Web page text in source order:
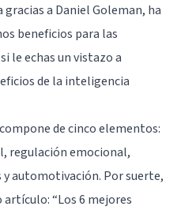
a Daniel Goleman, ha
beneficios para las
le echas un vistazo a
de la inteligencia
de cinco elementos:
regulación emocional,
automotivación. Por suerte,
artículo: “Los 6 mejores